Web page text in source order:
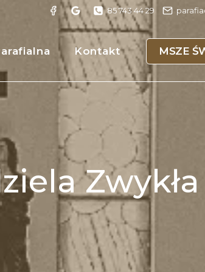
85 743 44 29
Kontakt MSZE
Zwykła